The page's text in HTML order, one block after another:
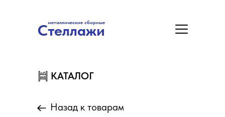
Стеллажи
металлические сборные
Стеллажи
КАТАЛОГ
Назад к товарам